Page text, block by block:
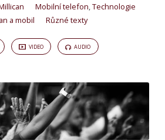
Mobilní telefon,Technologie
a mobil
Různé texty
VIDEO AUDIO